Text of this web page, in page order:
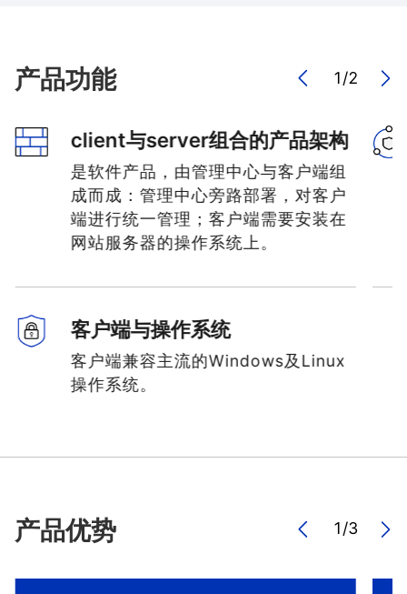
产品功能 1/2
client与server组合的产品架构
是软件产品，由管理中心与客户端组
成而成：管理中心旁路部署，对客户
端进行统一管理；客户端需要安装在
网站服务器的操作系统上。
客户端与操作系统
客户端兼容主流的Windows及Linux
操作系统。
产品优势 1/3